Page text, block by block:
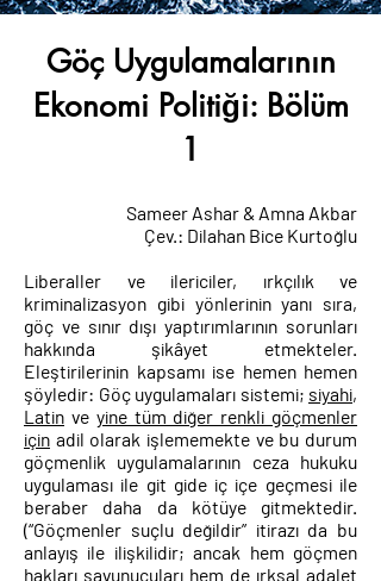
Göç Uygulamalarının
Ekonomi Politiği: Bölüm
1
Sameer Ashar & Amna Akbar
Çev.: Dilahan Bice Kurtoğlu
Liberaller ve ilericiler, ırkçılık ve
kriminalizasyon gibi yönlerinin yanı sıra,
göç ve sınır dışı yaptırımlarının sorunları
hakkında şikâyet etmekteler.
Eleştirilerinin kapsamı ise hemen hemen
şöyledir: Göç uygulamaları sistemi; siyahi,
Latin ve yine tüm diğer renkli göçmenler
için adil olarak işlememekte ve bu durum
göçmenlik uygulamalarının ceza hukuku
uygulaması ile git gide iç içe geçmesi ile
beraber daha da kötüye gitmektedir.
(“Göçmenler suçlu değildir” itirazı da bu
anlayış ile ilişkilidir; ancak hem göçmen
hakları savunucuları hem de ırksal adalet